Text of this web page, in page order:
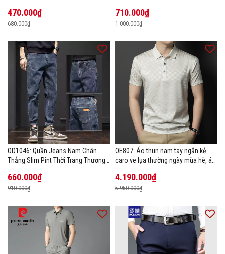
470.000₫
680.000₫
710.000₫
1.000.000₫
OD1046: Quần Jeans Nam Chân
Thẳng Slim Pint Thời Trang Thương
660.000₫
910.000₫
OE807: Áo thun nam tay ngắn kẻ
caro ve lụa thường ngày mùa hè, áo
4.190.000₫
5.950.000₫